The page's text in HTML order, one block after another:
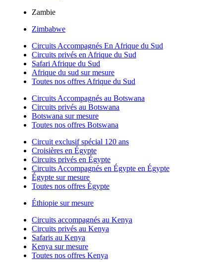
Zambie
Zimbabwe
Circuits Accompagnés En Afrique du Sud
Circuits privés en Afrique du Sud
Safari Afrique du Sud
Afrique du sud sur mesure
Toutes nos offres Afrique du Sud
Circuits Accompagnés au Botswana
Circuits privés au Botswana
Botswana sur mesure
Toutes nos offres Botswana
Circuit exclusif spécial 120 ans
Croisières en Égypte
Circuits privés en Égypte
Circuits Accompagnés en Égypte en Égypte
Égypte sur mesure
Toutes nos offres Égypte
Éthiopie sur mesure
Circuits accompagnés au Kenya
Circuits privés au Kenya
Safaris au Kenya
Kenya sur mesure
Toutes nos offres Kenya